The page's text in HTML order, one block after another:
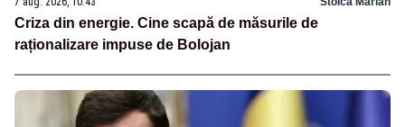
Criza din energie. Cine scapă de măsurile de
raționalizare impuse de Bolojan